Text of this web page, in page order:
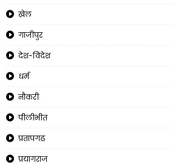
खेल
गाजीपुर
देश-विदेश
धर्म
नौकरी
पीलीभीत
प्रतापगढ
प्रयागराज